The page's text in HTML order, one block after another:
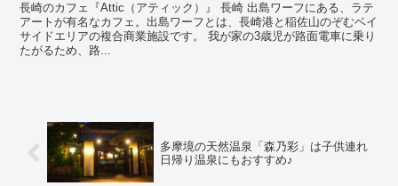
長崎のカフェ『Attic（アティック）』 長崎 出島ワーフにある、ラテ
アートが有名なカフェ。出島ワーフとは、長崎港と稲佐山のぞむベイ
サイドエリアの複合商業施設です。 我が家の3歳児が路面電車に乗り
たがるため、路...
多摩境の天然温泉「森乃彩」は子供連れ
日帰り温泉にもおすすめ♪